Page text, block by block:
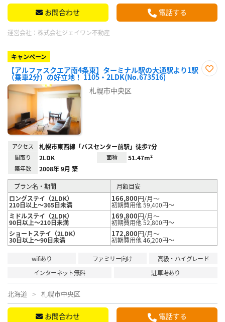
お問合わせ 電話する
運営会社： 株式会社ジェイワン不動産
キャンペーン
【アルファスクエア南4条東】ターミナル駅の大通駅より1駅
（乗車2分）の好立地！ 1105・2LDK(No.673516)
札幌市中央区
アクセス 札幌市東西線「バスセンター前駅」徒歩7分
間取り 2LDK 面積 51.47m²
築年数 2008年 9月 築
プラン名・期間
月額目安
ロングステイ（2LDK）
210日以上～365日未満
166,800円/月～
初期費用他 59,400円～
ミドルステイ（2LDK）
90日以上～210日未満
169,800円/月～
初期費用他 52,800円～
ショートステイ（2LDK）
30日以上～90日未満
172,800円/月～
初期費用他 46,200円～
wifiあり ファミリー向け
高級・ハイグレード
インターネット無料
駐車場あり
北海道 札幌市中央区
お問合わせ 電話する